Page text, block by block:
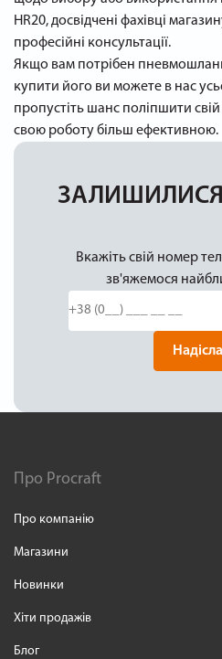
HR20, досвідчені фахівці
професійні консультації.
Якщо вам потрібен
купити його ви можете в нас
пропустіть шанс поліпшити
свою роботу більш ефективною.
Вкажіть свій номер
зв'яжемося
Про Procraft
Про компанію
Магазини
Новинки
Хіти продажів
Блог